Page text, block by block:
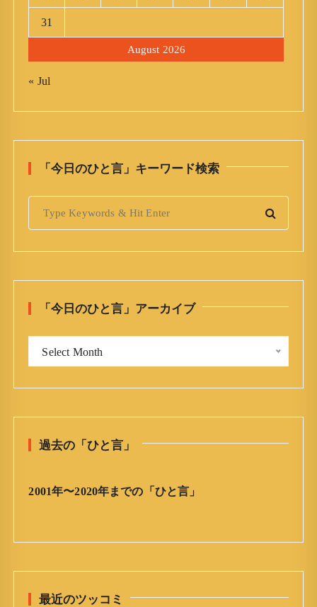
August 2026
31
« Jul
「今日のひと言」キーワード検索
「今日のひと言」アーカイブ
ひ
言
ア
Select Month
過去の「ひと言」
2001年〜2020年までの「ひと言」
最近のツッコミ